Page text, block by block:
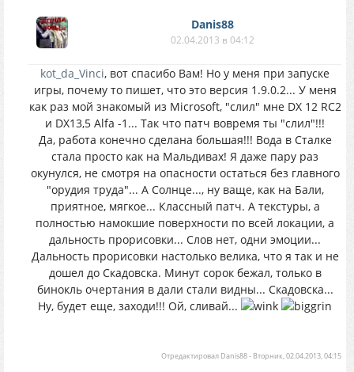
Danis88
02.04.2013 в 04:12
kot_da_Vinci, вот спасибо Вам! Но у меня при запуске
игры, почему то пишет, что это версия 1.9.0.2... У меня
как раз мой знакомый из Microsoft, "слил" мне DX 12 RC2
и DX13,5 Alfa -1... Так что патч вовремя ты "слил"!!!
Да, работа конечно сделана большая!!! Вода в Сталке
стала просто как на Мальдивах! Я даже пару раз
окунулся, не смотря на опасности остаться без главного
"орудия труда"... А Солнце..., ну ваще, как на Бали,
приятное, мягкое... Классный патч. А текстуры, а
полностью намокшие поверхности по всей локации, а
дальность прорисовки... Слов нет, одни эмоции...
Дальность прорисовки настолько велика, что я так и не
дошел до Скадовска. Минут сорок бежал, только в
бинокль очертания в дали стали видны... Скадовска...
Ну, будет еще, заходи!!! Ой, сливай...
Отредактировал Danis88- Вторник, 02.04.2013, 04:15